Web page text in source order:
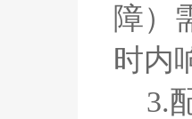
障）
时内
3.